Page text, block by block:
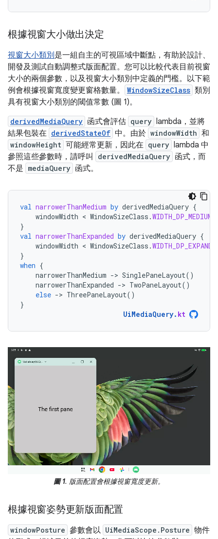
根據視窗大小做出決定
視窗大小類別是一組自主的可視區域中斷點，有助於設計、
開發及測試自動調整式版面配置。您可以比較代表目前視窗
大小的兩個參數，以及視窗大小類別中定義的門檻。以下範
例會根據視窗寬度變更窗格數量。
WindowSizeClass 類別
具有視窗大小類別的閾值常數 (圖 1)。
derivedMediaQuery 函式會評估 query lambda，並將
結果包裝在 derivedStateOf 中。由於 windowWidth 和
windowHeight 可能經常更新，因此在 query lambda 中
參照這些參數時，請呼叫
derivedMediaQuery 函式，而
不是 mediaQuery 函式。
val narrowerThanMedium by derivedMediaQuery {
windowWidth < WindowSizeClass .
}
val narrowerThanExpanded by derivedMediaQuery {
windowWidth < WindowSizeClass .
}
when {
narrowerThanMedium -> SinglePaneLayout()
narrowerThanExpanded -> TwoPaneLayout()
else -> ThreePaneLayout()
}
UiMediaQuery. kt
圖 1. 版面配置會根據視窗寬度更新。
根據視窗姿勢更新版面配置
windowPosture 參數會以 UiMediaScope.Posture 物件